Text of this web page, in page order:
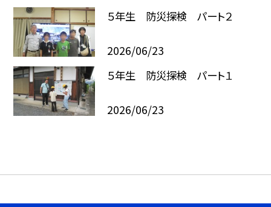
５年生 防災探検 パート２
2026/06/23
５年生 防災探検 パート１
2026/06/23